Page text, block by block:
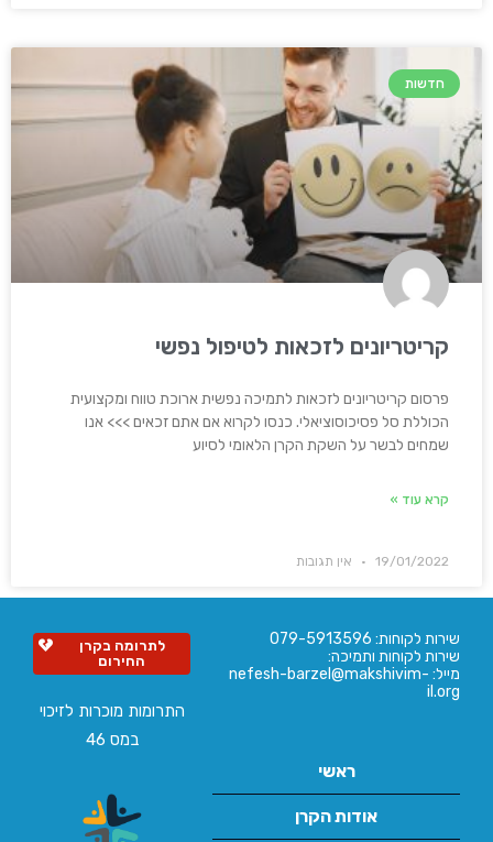
חדשות
קריטריונים לזכאות לטיפול נפשי
פרסום קריטריונים לזכאות לתמיכה נפשית ארוכת טווח ומקצועית
הכוללת סל פסיכוסוציאלי. כנסו לקרוא אם אתם זכאים >>> אנו
שמחים לבשר על השקת הקרן הלאומי לסיוע
קרא עוד »
19/01/2022 אין תגובות
שירות לקוחות: 079-5913596
שירות לקוחות ותמיכה:
מייל: nefesh-barzel@makshivim-
il.org
ראשי
אודות הקרן
לתרומה בקרן
החירום
התרומות מוכרות לזיכוי
במס 46